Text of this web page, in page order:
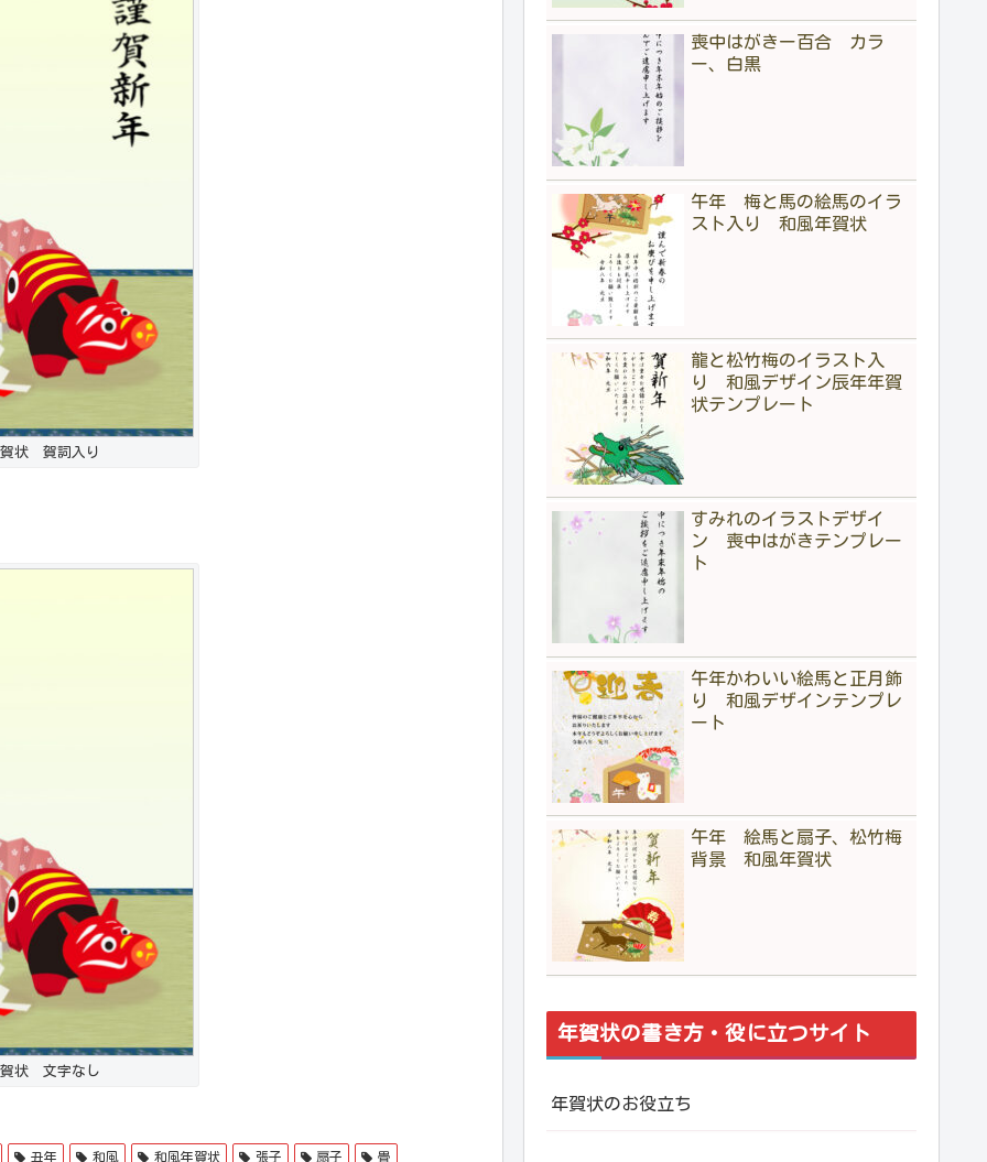
状 賀詞入り
賀状 文字なし
丑年 和風 和風年賀状 張子 扇子 畳
喪中はがきー百合 カラ
ー、白黒
午年 梅と馬の絵馬のイラ
スト入り 和風年賀状
龍と松竹梅のイラスト入
り 和風デザイン辰年年賀
状テンプレート
すみれのイラストデザイ
ン 喪中はがきテンプレー
ト
午年かわいい絵馬と正月飾
り 和風デザインテンプレ
ート
午年 絵馬と扇子、松竹梅
背景 和風年賀状
年賀状の書き方・役に立つサイト
年賀状のお役立ち